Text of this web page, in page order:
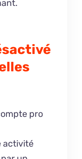
pro
activité